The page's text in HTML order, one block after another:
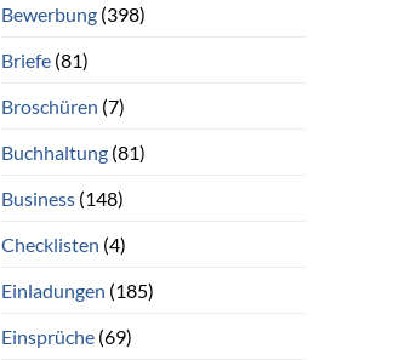
Bewerbung(398)
Briefe(81)
Broschüren (7)
Buchhaltung(81)
Business(148)
Checklisten (4)
Einladungen (185)
Einsprüche(69)